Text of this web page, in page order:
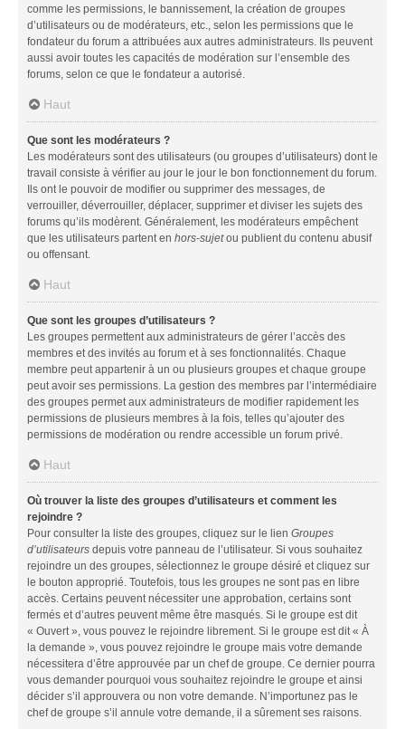
comme les permissions, le bannissement, la création de groupes
d’utilisateurs ou de modérateurs, etc., selon les permissions que le
fondateur du forum a attribuées aux autres administrateurs. Ils peuvent
aussi avoir toutes les capacités de modération sur l’ensemble des
forums, selon ce que le fondateur a autorisé.
Haut
Que sont les modérateurs ?
Les modérateurs sont des utilisateurs (ou groupes d’utilisateurs) dont le
travail consiste à vérifier au jour le jour le bon fonctionnement du forum.
Ils ont le pouvoir de modifier ou supprimer des messages, de
verrouiller, déverrouiller, déplacer, supprimer et diviser les sujets des
forums qu’ils modèrent. Généralement, les modérateurs empêchent
que les utilisateurs partent en hors-sujetou publient du contenu abusif
ou offensant.
Haut
Que sont les groupes d’utilisateurs ?
Les groupes permettent aux administrateurs de gérer l’accès des
membres et des invités au forum et à ses fonctionnalités. Chaque
membre peut appartenir à un ou plusieurs groupes et chaque groupe
peut avoir ses permissions. La gestion des membres par l’intermédiaire
des groupes permet aux administrateurs de modifier rapidement les
permissions de plusieurs membres à la fois, telles qu’ajouter des
permissions de modération ou rendre accessible un forum privé.
Haut
Où trouver la liste des groupes d’utilisateurs et comment les
rejoindre ?
Pour consulter la liste des groupes, cliquez sur le lien Groupes
d’utilisateurs depuis votre panneau de l’utilisateur. Si vous souhaitez
rejoindre un des groupes, sélectionnez le groupe désiré et cliquez sur
le bouton approprié. Toutefois, tous les groupes ne sont pas en libre
accès. Certains peuvent nécessiter une approbation, certains sont
fermés et d’autres peuvent même être masqués. Si le groupe est dit
« Ouvert », vous pouvez le rejoindre librement. Si le groupe est dit « À
la demande », vous pouvez rejoindre le groupe mais votre demande
nécessitera d’être approuvée par un chef de groupe. Ce dernier pourra
vous demander pourquoi vous souhaitez rejoindre le groupe et ainsi
décider s’il approuvera ou non votre demande. N’importunez pas le
chef de groupe s’il annule votre demande, il a sûrement ses raisons.